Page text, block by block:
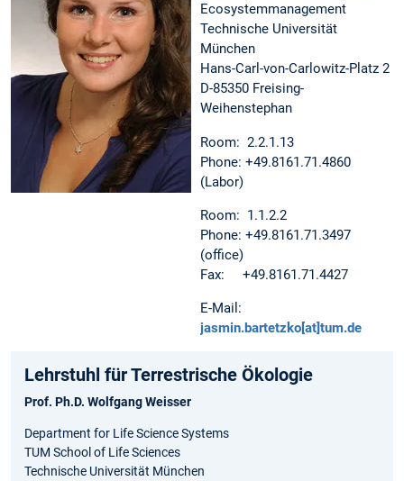
Ecosystemmanagement
Technische Universität
München
Hans-Carl-von-Carlowitz-Platz 2
D-85350 Freising-
Weihenstephan
Room: 2.2.1.13
Phone: +49.8161.71.4860
(Labor)
Room: 1.1.2.2
Phone: +49.8161.71.3497
(office)
Fax: +49.8161.71.4427
E-Mail:
jasmin.bartetzko[at]tum.de
Lehrstuhl für Terrestrische Ökologie
Prof. Ph.D. Wolfgang Weisser
Department for Life Science Systems
TUM School of Life Sciences
Technische Universität München